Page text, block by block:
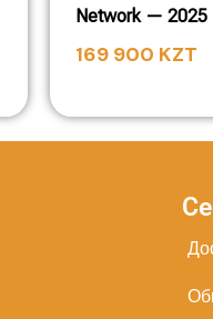
Network — 2025
169 900 KZT